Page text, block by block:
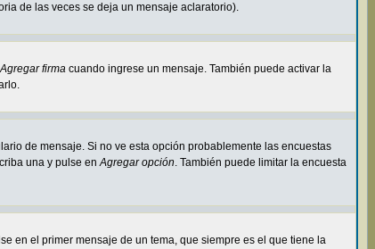
de las veces se deja un mensaje aclaratorio).
Agregar firma cuando ingrese un mensaje. También puede activar la
de mensaje. Si no ve esta opción probablemente las encuestas
una y pulse enAgregar opción. También puede limitar la encuesta
en el primer mensaje de un tema, que siempre es el que tiene la